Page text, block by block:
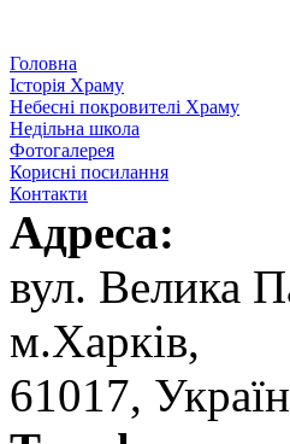
Головна
Історія Храму
Небесні покровителі Храму
Недільна школа
Фотогалерея
Корисні посилання
Контакти
Адреса:
вул. ‬Велика
‬м.Харків,
‬61017,